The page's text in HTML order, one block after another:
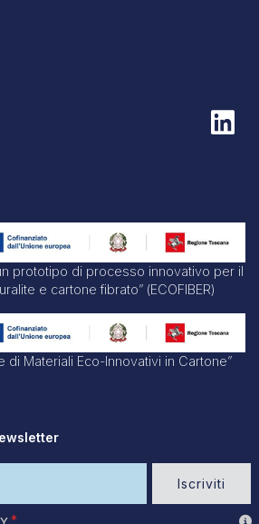
prototipo di processo innovativo per il
e cartone fibrato” (ECOFIBER)
di Materiali Eco-Innovativi in Cartone”
Iscriviti